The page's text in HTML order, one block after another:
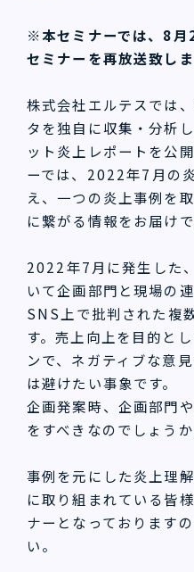
※本セミナーでは、8月
セミナーを再放送致しま
株式会社エルテスでは
タを独自に収集・分析
ット炎上レポートを公
ーでは、2022年7月の
え、一つの炎上事例を
に繋がる情報をお届け
2022年7月に発生した
いて企画部門と現場の
SNS上で批判された複
す。売上向上を目的と
ンで、ネガティブな意
は避けたい事象です。
企画発案時、企画部門
をすべきなのでしょうか
事例を元にした炎上理
に取り組まれている皆
ナーとなっております
い。